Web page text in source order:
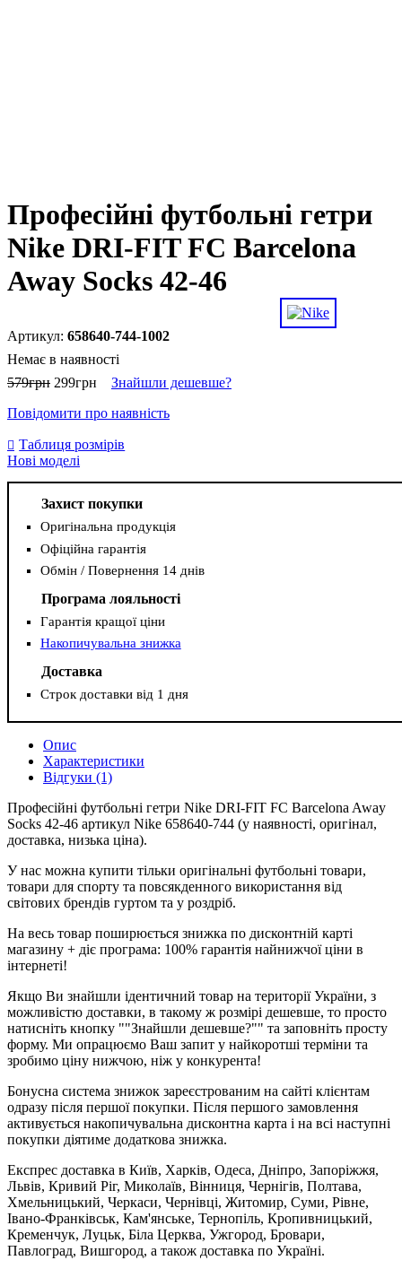
Професійні футбольні гетри
Nike DRI-FIT FC Barcelona
Away Socks 42-46
658640-744-1002
Немає в наявності
579грн 299грн
Знайшли дешевше?
Повідомити про наявність
Таблиця розмірів
Нові моделі
Захист покупки
Оригінальна продукція
Офіційна гарантія
Обмін / Повернення 14 днів
Програма лояльності
Гарантія кращої ціни
Накопичувальна знижка
Доставка
Строк доставки від 1 дня
Опис
Характеристики
Відгуки (1)
Професійні футбольні гетри Nike DRI-FIT FC Barcelona Away
Socks 42-46 артикул Nike 658640-744 (у наявності, оригінал,
доставка, низька ціна).
У нас можна купити тільки оригінальні футбольні товари,
товари для спорту та повсякденного використання від
світових брендів гуртом та у роздріб.
На весь товар поширюється знижка по дисконтній карті
магазину + діє програма: 100% гарантія найнижчої ціни в
інтернеті!
Якщо Ви знайшли ідентичний товар на території України, з
можливістю доставки, в такому ж розмірі дешевше, то просто
натисніть кнопку ""Знайшли дешевше?"" та заповніть просту
форму. Ми опрацюємо Ваш запит у найкоротші терміни та
зробимо ціну нижчою, ніж у конкурента!
Бонусна система знижок зареєстрованим на сайті клієнтам
одразу після першої покупки. Після першого замовлення
активується накопичувальна дисконтна карта і на всі наступні
покупки діятиме додаткова знижка.
Експрес доставка в Київ, Харків, Одеса, Дніпро, Запоріжжя,
Львів, Кривий Ріг, Миколаїв, Вінниця, Чернігів, Полтава,
Хмельницький, Черкаси, Чернівці, Житомир, Суми, Рівне,
Івано-Франківськ, Кам'янське, Тернопіль, Кропивницький,
Кременчук, Луцьк, Біла Церква, Ужгород, Бровари,
Павлоград, Вишгород, а також доставка по Україні.